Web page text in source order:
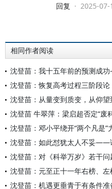
回复 · 2025-07-
相同作者阅读
沈登苗：恢复高考过程三阶段论
沈登苗 牛翠萍：梁启超否定“废
沈登苗：对《科举万岁》若干
沈登苗：元至正十一年右榜、